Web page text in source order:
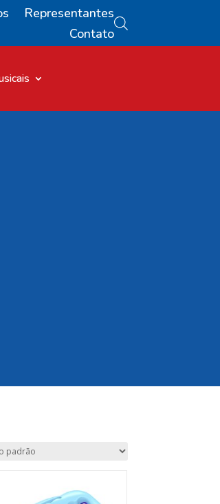
Representantes
Contato